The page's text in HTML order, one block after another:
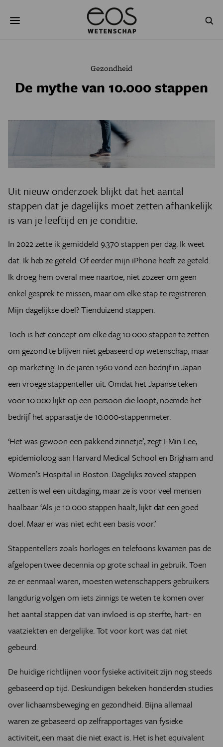
naar
PODCAST
Gezondheid
De mythe van 10.000 stappen
Uit nieuw onderzoek blijkt dat het aantal
stappen dat je dagelijks moet zetten afhankelijk
is van je leeftijd en je conditie.
In 2022 zette ik gemiddeld 9.370 stappen per dag. Ik weet
dat. Ik heb ze geteld. Of eerder mijn iPhone heeft ze geteld.
Ik droeg hem overal mee naartoe, niet zozeer om geen
enkel gesprek te missen, maar om elke stap te registreren.
Mijn dagelijkse doel? Tienduizend stappen.
Toch is het concept om elke dag 10.000 stappen te zetten
om gezond te blijven niet gebaseerd op wetenschap, maar
op marketing. In de jaren 1960 vond een bedrijf in Japan
een vroege stappenteller uit. Omdat het Japanse teken
voor 10.000 lijkt op een persoon die loopt, noemde het
bedrijf het apparaatje de 10.000-stappenmeter.
‘Het was gewoon een pakkend zinnetje’, zegt I-Min Lee,
epidemioloog aan Harvard Medical School en Brigham and
Women’s Hospital in Boston. Dagelijks zoveel stappen
zetten is wel een uitdaging, maar ze is voor veel mensen
haalbaar. ‘Als je 10.000 stappen haalt, lijkt dat een goed
doel. Maar er was niet echt een basis voor.’
Stappentellers zoals horloges en telefoons kwamen pas de
afgelopen twee decennia op grote schaal in gebruik. Toen
ze er eenmaal waren, moesten wetenschappers gebruikers
langdurig volgen om iets zinnigs te weten te komen over
het aantal stappen dat van invloed is op sterfte, hart- en
vaatziekten en dergelijke. Tot voor kort was dat niet
gebeurd.
De huidige richtlijnen voor fysieke activiteit zijn nog steeds
gebaseerd op tijd. Deskundigen bekeken honderden studies
over lichaamsbeweging en gezondheid. Bijna allemaal
waren ze gebaseerd op zelfrapportages van fysieke
activiteit, een maat die niet exact is. Het is het equivalent